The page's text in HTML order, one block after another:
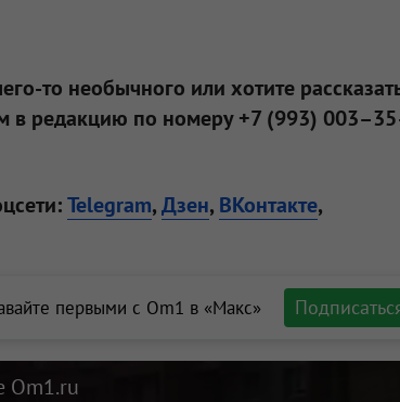
то необычного или хотите
в редакцию по номеру +7 (993)
Telegram,Дзен, ВКонтакте,
первыми с Om1 в «Макс»
Om1.ru